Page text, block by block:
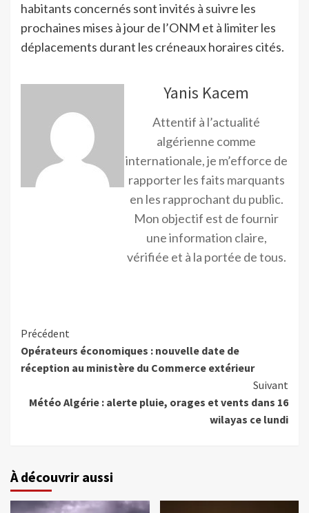
habitants concernés sont invités à suivre les
prochaines mises à jour de l’ONM et à limiter les
déplacements durant les créneaux horaires cités.
Yanis Kacem
Attentif à l’actualité
algérienne comme
internationale, je m’efforce de
rapporter les faits marquants
en les rapprochant du public.
Mon objectif est de fournir
une information claire,
vérifiée et à la portée de tous.
Précédent
Opérateurs économiques : nouvelle date de
réception au ministère du Commerce extérieur
Suivant
Météo Algérie : alerte pluie, orages et vents dans 16
wilayas ce lundi
À découvrir aussi